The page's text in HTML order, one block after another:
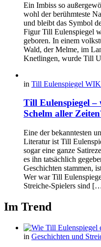
Ein Imbiss so
wohl der berühmteste
und bleibt das Symbol
Figur Till Eulenspiegel
geboren. In einem
Wald, der Melme, im
Knetlingen, wurde Till
in Till Eulenspiegel
Till Eulenspiegel –
Schelm aller
Eine der bekanntesten
Literatur ist Till
sogar eine ganze
es ihn tatsächlich
Geschichten stammen,
Wer war Till
Streiche-Spielers sind
Im Trend
in Geschichten und